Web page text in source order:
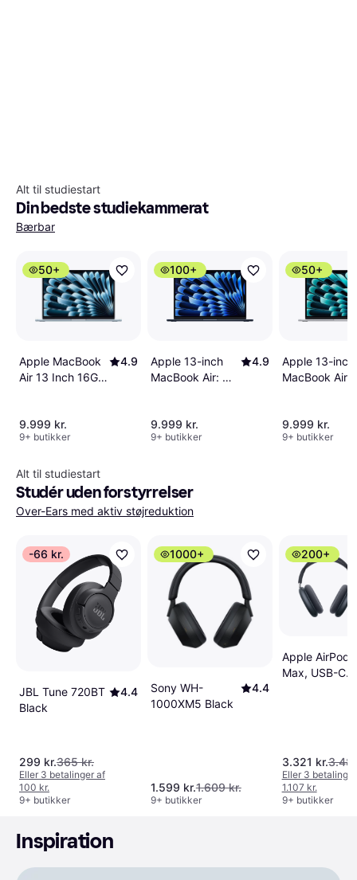
Alt til studiestart
Din bedste studiekammerat
Bærbar
50+
Apple MacBook
Air 13 Inch 16GB
4.9
9.999 kr.
9+ butikker
100+
Apple 13-inch
MacBook Air: M5
8‑core GPU,
16GB, 512GB
4.9
9.999 kr.
9+ butikker
50+
Apple 13-inch
MacBook Air:
8‑core GPU,
16GB, 512GB
9.999 kr.
9+ butikker
Alt til studiestart
Studér uden forstyrrelser
Over-Ears med aktiv støjreduktion
-66 kr.
JBL Tune 720BT
Black
4.4
299 kr.365 kr.
Eller 3 betalinger af
100 kr.
9+ butikker
1000+
Sony WH-
1000XM5 Black
4.4
1.599 kr.1.609 kr.
9+ butikker
200+
Apple AirPods
Max, USB-C
3.321 kr.
Eller 3
1.107 kr.
9+ butikker
Inspiration